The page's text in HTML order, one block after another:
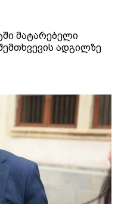
მატარებელი
ადგილზე